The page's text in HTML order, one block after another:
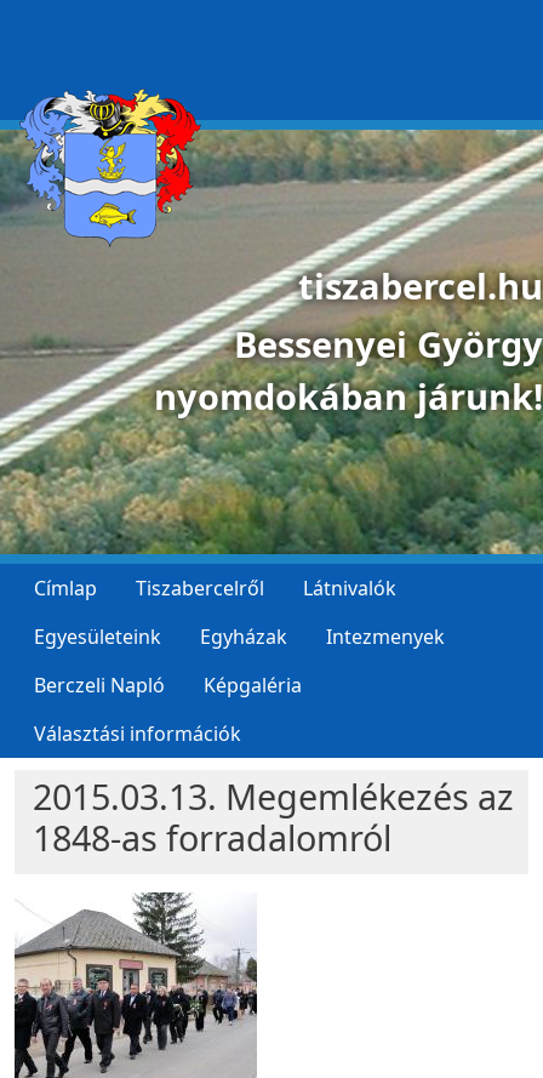
tiszabercel.hu
Bessenyei György
nyomdokában járunk!
Címlap Tiszabercelről
Látnivalók
Egyesületeink
Egyházak
Intezmenyek
Berczeli Napló
Képgaléria
Választási információk
2015.03.13. Megemlékezés az
1848-as forradalomról